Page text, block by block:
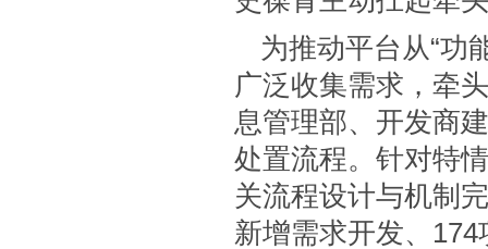
为推动平台从“功
广泛收集需求，牵
息管理部、开发商
处置流程。针对特
关流程设计与机制
新增需求开发、